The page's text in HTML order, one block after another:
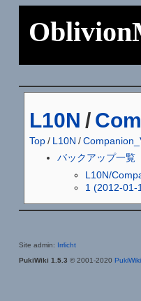
L10N /
Top/ L10N /
バックアップ一覧
L10N/
1 (2012-01-
Site admin: Irrlicht
PukiWiki 1.5.3 © 2001-2020